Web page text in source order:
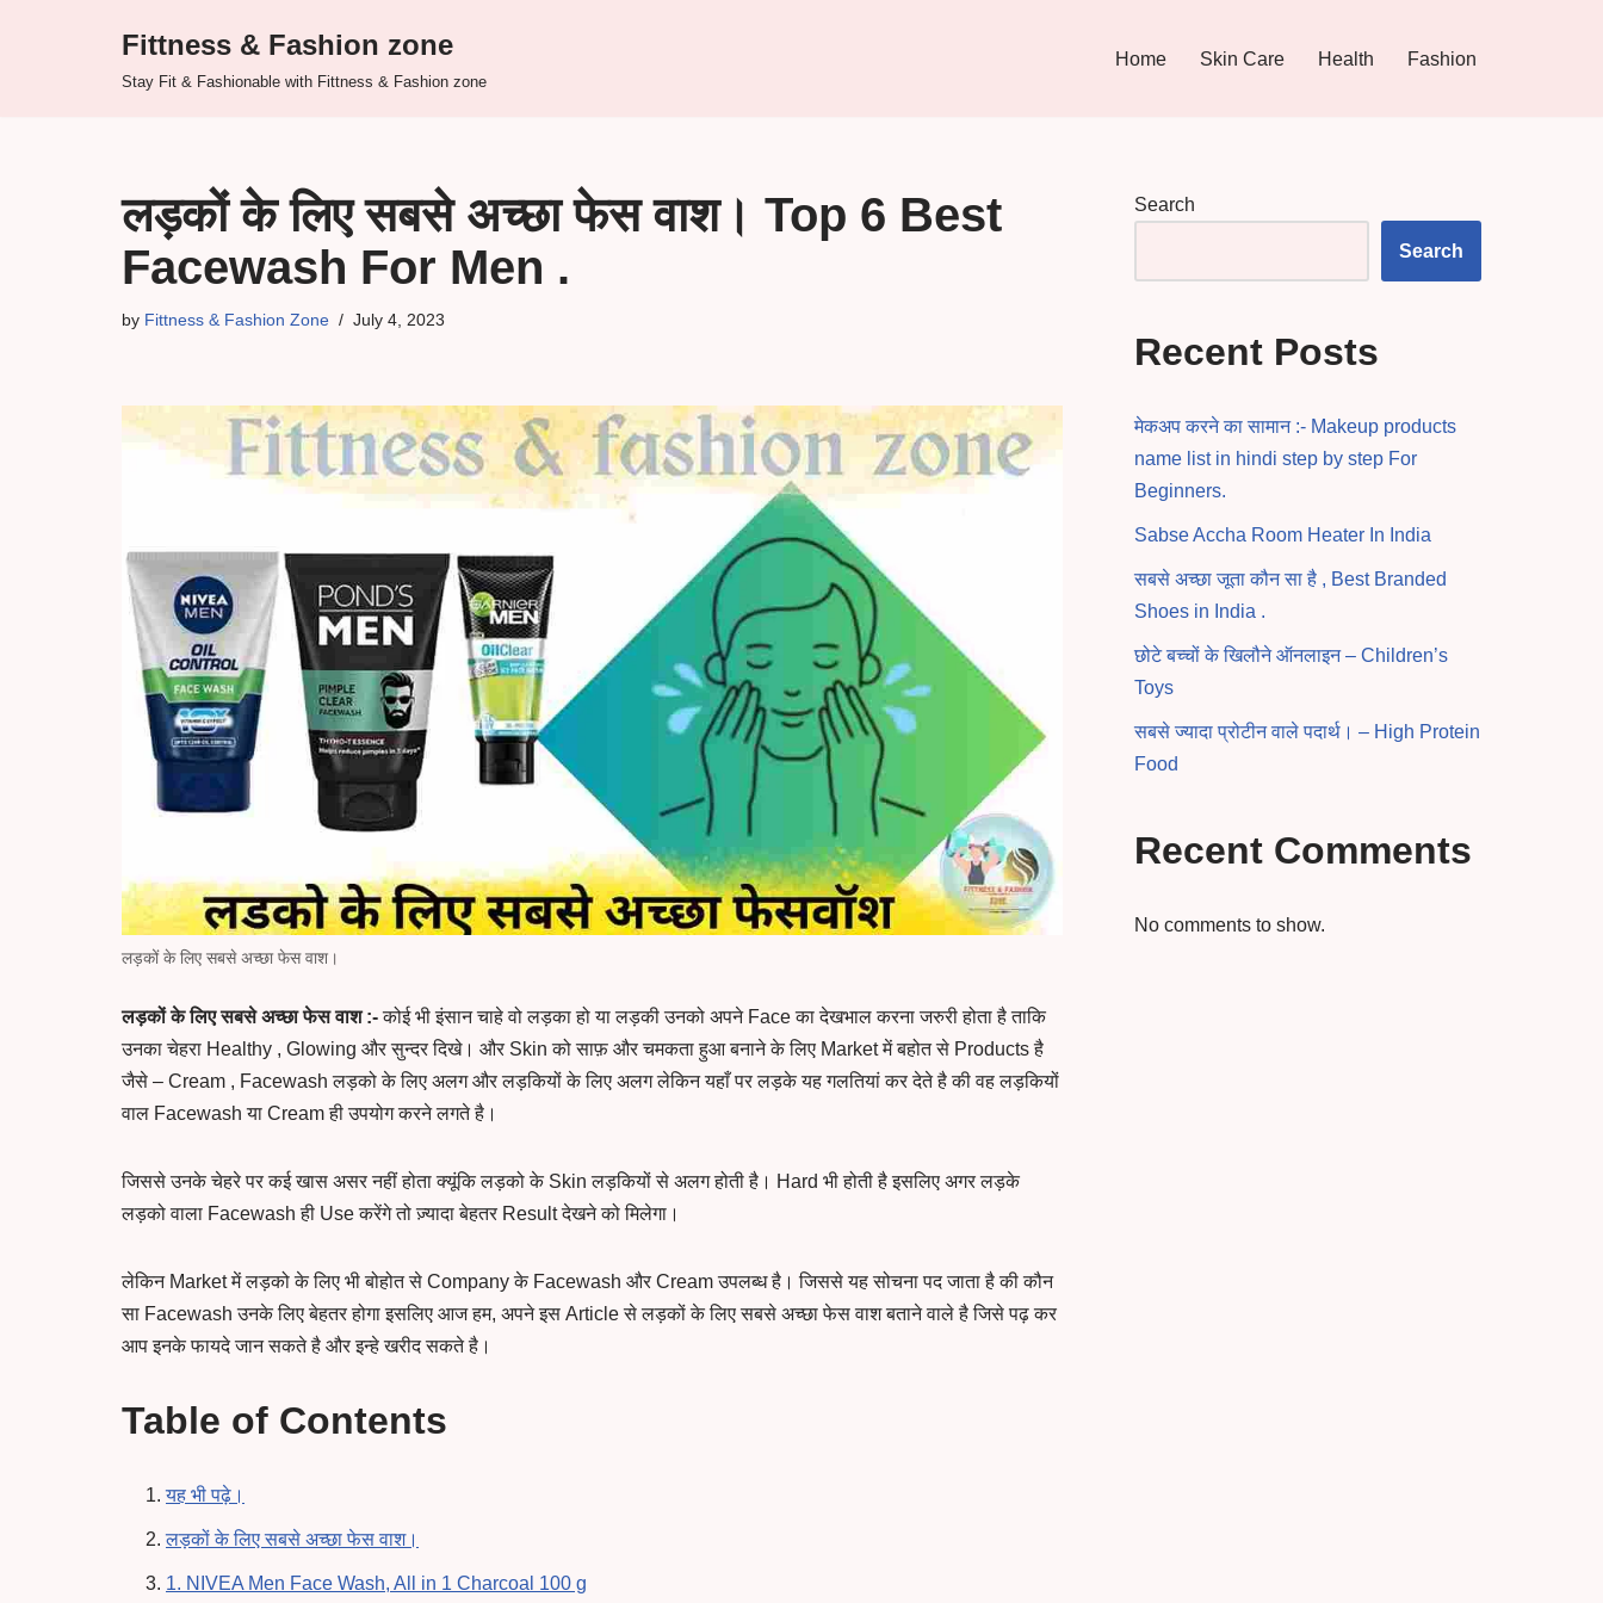
Fittness & Fashion zone
Stay Fit & Fashionable with Fittness & Fashion zone
Home Skin Care Health Fashion
लड़कों के लिए सबसे अच्छा फेस वाश। Top 6 Best
Facewash For Men .
by Fittness & Fashion Zone July 4, 2023
लड़कों के लिए सबसे अच्छा फेस वाश।
लड़कों के लिए सबसे अच्छा फेस वाश :-कोई भी इंसान चाहे वो लड़का हो या लड़की उनको अपने Face का देखभाल करना जरुरी होता है ताकि
उनका चेहरा Healthy , Glowing और सुन्दर दिखे। और Skin को साफ़ और चमकता हुआ बनाने के लिए Market में बहोत से Products है
जैसे – Cream , Facewash लड़को के लिए अलग और लड़कियों के लिए अलग लेकिन यहाँ पर लड़के यह गलतियां कर देते है की वह लड़कियों
वाल Facewash या Cream ही उपयोग करने लगते है।
जिससे उनके चेहरे पर कई खास असर नहीं होता क्यूंकि लड़को के Skin लड़कियों से अलग होती है। Hard भी होती है इसलिए अगर लड़के
लड़को वाला Facewash ही Use करेंगे तो ज़्यादा बेहतर Result देखने को मिलेगा।
लेकिन Market में लड़को के लिए भी बोहोत से Company के Facewash और Cream उपलब्ध है। जिससे यह सोचना पद जाता है की कौन
सा Facewash उनके लिए बेहतर होगा इसलिए आज हम, अपने इस Article से लड़कों के लिए सबसे अच्छा फेस वाश बताने वाले है जिसे पढ़ कर
आप इनके फायदे जान सकते है और इन्हे खरीद सकते है।
Table of Contents
यह भी पढ़े।
लड़कों के लिए सबसे अच्छा फेस वाश।
1. NIVEA Men Face Wash, All in 1 Charcoal 100 g
Search
Search
Recent Posts
मेकअप करने का सामान :- Makeup products
name list in hindi step by step For
Beginners.
Sabse Accha Room Heater In India
सबसे अच्छा जूता कौन सा है , Best Branded
Shoes in India .
छोटे बच्चों के खिलौने ऑनलाइन – Children’s
Toys
सबसे ज्यादा प्रोटीन वाले पदार्थ। – High Protein
Food
Recent Comments
No comments to show.